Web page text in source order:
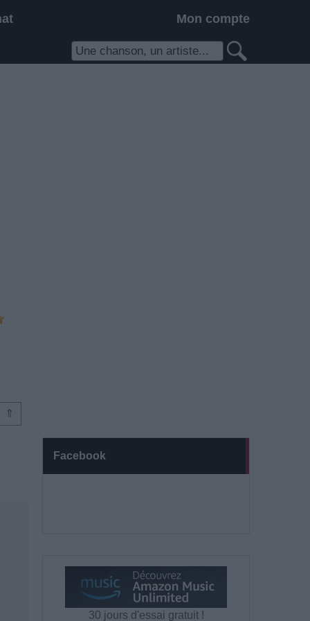
Mon compte
Facebook
30 jours d'essai gratuit !
⇑